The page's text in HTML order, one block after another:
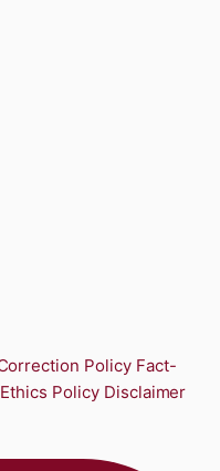
Policy Fact-
Ethics Policy Disclaimer